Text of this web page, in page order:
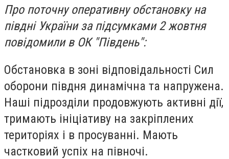
Про поточну оперативну обстановку на
півдні України за підсумками 2 жовтня
повідомили в ОК "Південь":
Обстановка в зоні відповідальності Сил
оборони півдня динамічна та напружена.
Наші підрозділи продовжують активні дії,
тримають ініціативу на закріплених
територіях і в просуванні. Мають
частковий успіх на півночі.